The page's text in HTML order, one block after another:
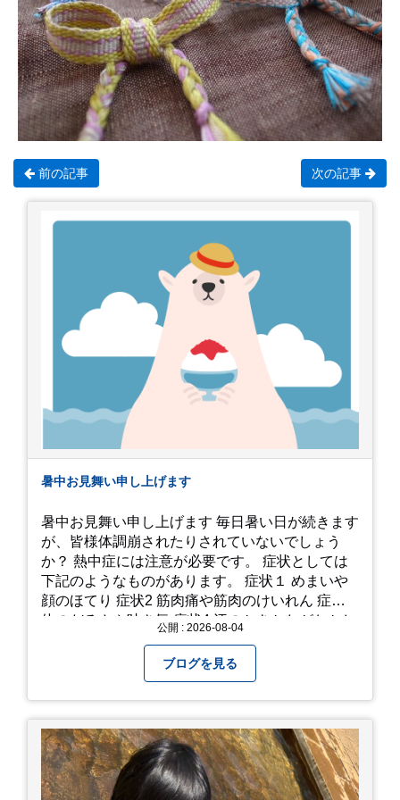
前の記事 次の記事
暑中お見舞い申し上げます
暑中お見舞い申し上げます 毎日暑い日が続きます
が、皆様体調崩されたりされていないでしょう
か？ 熱中症には注意が必要です。 症状としては
下記のようなものがあります。 症状１ めまいや
顔のほてり 症状2 筋肉痛や筋肉のけいれん 症状3
体のだるさや吐き気 症状4 汗のかきかたがおかし
に反応しない、まっすぐ歩けない 症状7 水分補給
に医療機関へ相談、または救急車を呼びましょう
□涼しい場所へ移動しましょう □衣服を脱がし、
体を冷やして体温を下げましょう □塩分や水分を
補給しましょう 一番大切な命を守って、夏を乗り
切りましょう！
公開 : 2026-08-04
ブログを見る